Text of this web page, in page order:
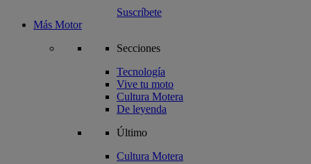
Suscríbete
Más Motor
Secciones
Tecnología
Vive tu moto
Cultura Motera
De leyenda
Último
Cultura Motera